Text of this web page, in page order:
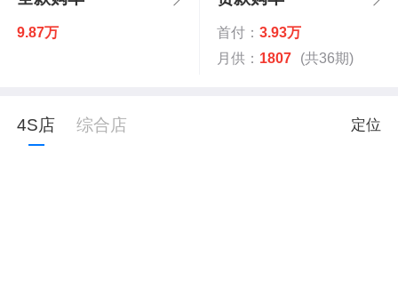
9.87万 首付： 3.93万
月供： 1807 (共36期)
4S店 综合店 定位